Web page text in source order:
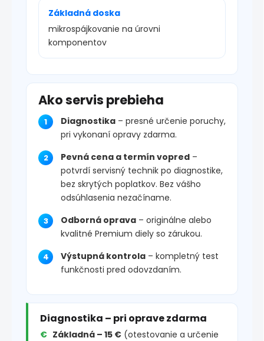
Základná doska
mikrospájkovanie na úrovni
komponentov
Ako servis prebieha
Diagnostika – presné určenie poruchy,
pri vykonaní opravy zdarma.
Pevná cena a termín vopred –
potvrdí servisný technik po diagnostike,
bez skrytých poplatkov. Bez vášho
odsúhlasenia nezačíname.
Odborná oprava – originálne alebo
kvalitné Premium diely so zárukou.
Výstupná kontrola – kompletný test
funkčnosti pred odovzdaním.
Diagnostika – pri oprave zdarma
Základná – 15 € (otestovanie a určenie